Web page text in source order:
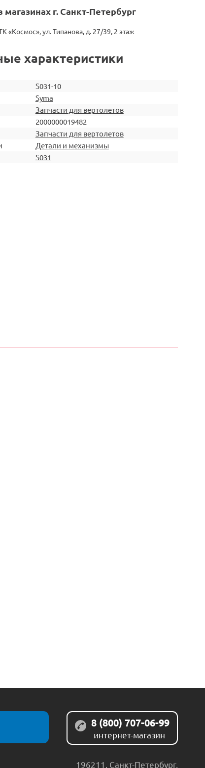
магазинах г. Санкт-Петербург
«Космос», ул. Типанова, д. 27/39, 2 этаж
характеристики
S031-10
Syma
Запчасти для вертолетов
2000000019482
Запчасти для вертолетов
Детали и механизмы
S031
8 (800) 707-06-99
интернет-магазин
196211 Санкт-Петербург,